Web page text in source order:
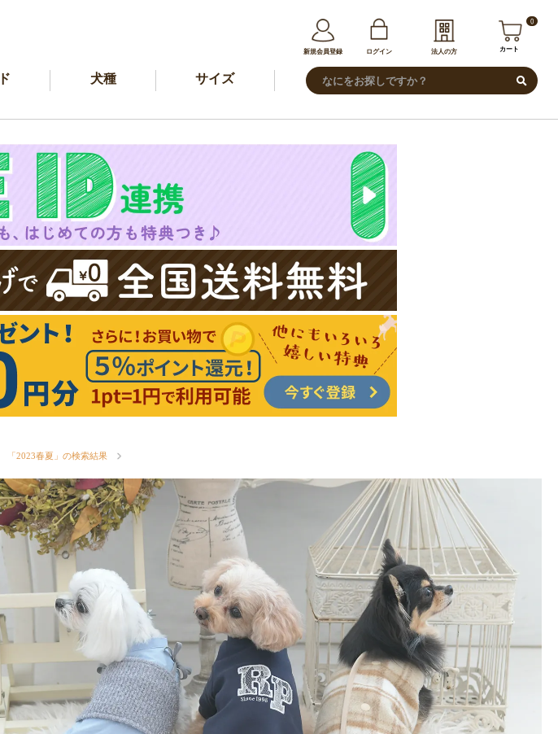
新規会員登録 ログイン 法人の方
0
カート
犬種 サイズ
「2023春夏」の検索結果